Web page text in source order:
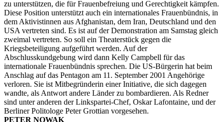
zu unterstützen, die für Frauenbefreiung und Gerechtigkeit kämpfen.
Diese Position unterstützt auch ein internationales Frauenbündnis, in
dem Aktivistinnen aus Afghanistan, dem Iran, Deutschland und den
USA vertreten sind. Es ist auf der Demonstration am Samstag gleich
zweimal vertreten. So soll ein Theaterstück gegen die
Kriegsbeteiligung aufgeführt werden. Auf der
Abschlusskundgebung wird dann Kelly Campbell für das
internationale Frauenbündnis sprechen. Die US-Bürgerin hat beim
Anschlag auf das Pentagon am 11. September 2001 Angehörige
verloren. Sie ist Mitbegründerin einer Initiative, die sich dagegen
wandte, als Antwort andere Länder zu bombardieren. Als Redner
sind unter anderen der Linkspartei-Chef, Oskar Lafontaine, und der
Berliner Politologe Peter Grottian vorgesehen.
PETER NOWAK